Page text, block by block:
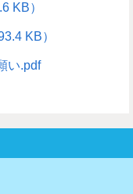
KB）
KB）
い.pdf